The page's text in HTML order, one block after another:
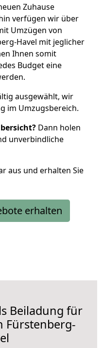
Zuhause
verfügen wir über
Umzügen von
Havel mit jeglicher
Ihnen somit
Budget eine
ausgewählt, wir
im Umzugsbereich.
Dann holen
unverbindliche
aus und erhalten Sie
erhalten
Beiladung für
Fürstenberg-